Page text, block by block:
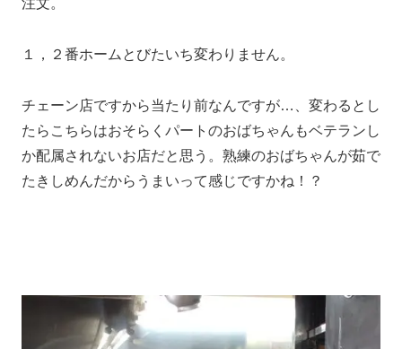
注文。
１，２番ホームとびたいち変わりません。
チェーン店ですから当たり前なんですが…、変わるとし
たらこちらはおそらくパートのおばちゃんもベテランし
か配属されないお店だと思う。熟練のおばちゃんが茹で
たきしめんだからうまいって感じですかね！？